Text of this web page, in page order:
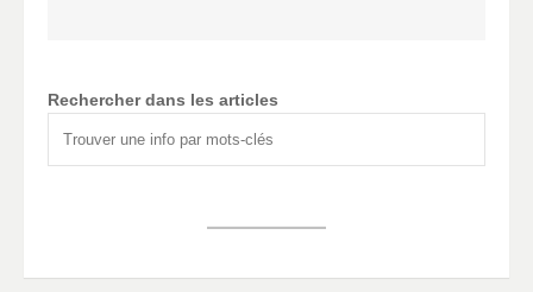
Rechercher dans les articles